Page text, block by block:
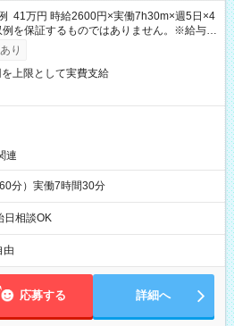
41万円 時給2600円×実働7h30m×週5日×4
を保証するものではありません。※給与即
可（利用条件有）
り
上限として実費支給
連
分）実働7時間30分
相談OK
由
応募する 詳細へ